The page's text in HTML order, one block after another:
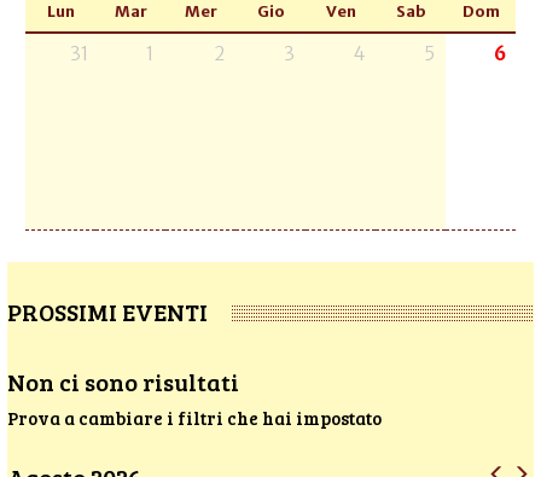
Lun Mar Mer Gio Ven Sab Dom
31 1 2 3 4 5 6
PROSSIMI EVENTI
Non ci sono risultati
Prova a cambiare i filtri che hai impostato